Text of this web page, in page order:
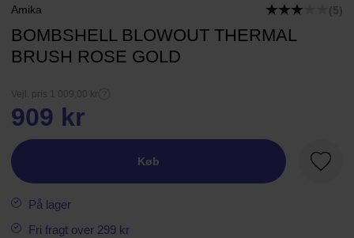
Amika (5)
BOMBSHELL BLOWOUT THERMAL
BRUSH ROSE GOLD
Vejl. pris 1 009,00 kr
909 kr
Køb
På lager
Fri fragt over 299 kr